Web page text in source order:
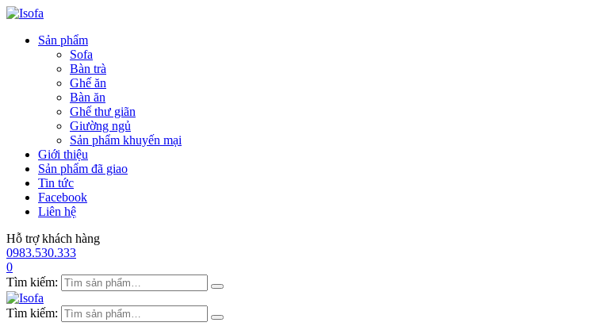
Sản phẩm
Sofa
Bàn trà
Ghế ăn
Bàn ăn
Ghế thư giãn
Giường ngủ
Sản phẩm khuyến mại
Giới thiệu
Sản phẩm đã giao
Tin tức
Facebook
Liên hệ
Hỗ trợ khách hàng
0983.530.333
0
Tìm kiếm:
Tìm kiếm: